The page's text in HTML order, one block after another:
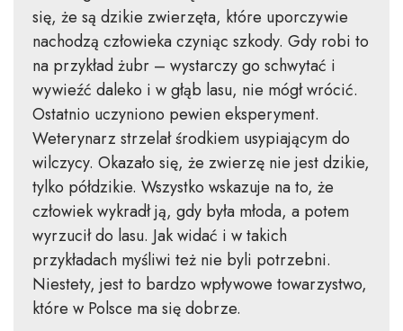
się, że są dzikie zwierzęta, które uporczywie
nachodzą człowieka czyniąc szkody. Gdy robi to
na przykład żubr – wystarczy go schwytać i
wywieźć daleko i w głąb lasu, nie mógł wrócić.
Ostatnio uczyniono pewien eksperyment.
Weterynarz strzelał środkiem usypiającym do
wilczycy. Okazało się, że zwierzę nie jest dzikie,
tylko półdzikie. Wszystko wskazuje na to, że
człowiek wykradł ją, gdy była młoda, a potem
wyrzucił do lasu. Jak widać i w takich
przykładach myśliwi też nie byli potrzebni.
Niestety, jest to bardzo wpływowe towarzystwo,
które w Polsce ma się dobrze.